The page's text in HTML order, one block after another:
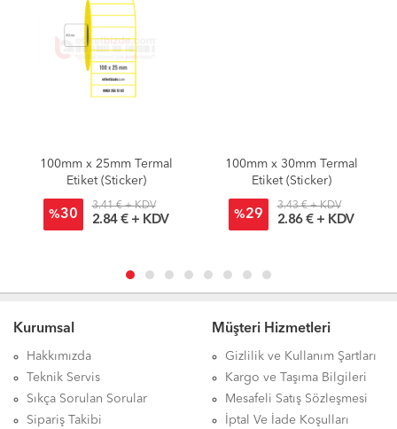
100mm x 25mm Termal
Etiket (Sticker)
%30
3.41 € + KDV
2.84 € + KDV
100mm x 30mm Termal
Etiket (Sticker)
%29
3.43 € + KDV
2.86 € + KDV
Kurumsal
Hakkımızda
Teknik Servis
Sıkça Sorulan Sorular
Sipariş Takibi
Müşteri Hizmetleri
Gizlilik ve Kullanım Şartları
Kargo ve Taşıma Bilgileri
Mesafeli Satış Sözleşmesi
İptal Ve İade Koşulları